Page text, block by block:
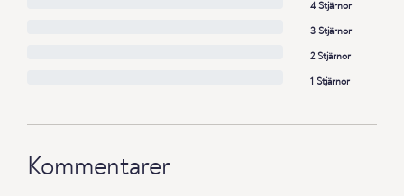
4 Stjärnor
3 Stjärnor
2 Stjärnor
1 Stjärnor
Kommentarer